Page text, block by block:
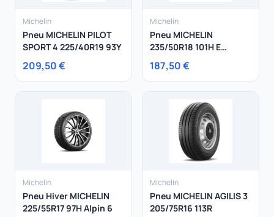
Michelin
Pneu MICHELIN PILOT
SPORT 4 225/40R19 93Y
209,50 €
Michelin
Pneu MICHELIN
235/50R18 101H E
Primacy XL
187,50 €
Michelin
Pneu Hiver MICHELIN
225/55R17 97H Alpin 6
Michelin
Pneu MICHELIN AGILIS 3
205/75R16 113R